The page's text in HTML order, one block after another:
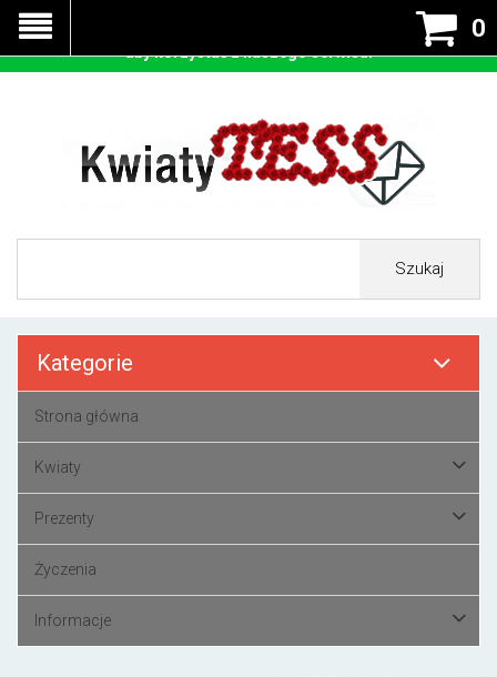
0
Szukaj
Kategorie
Strona główna
Kwiaty
Prezenty
Życzenia
Informacje
Nasza strona korzysta z cookies - czyli tzw ciastek w celu
prawidłowego działania. Zaakceptuj przyjmowanie cookies
aby korzystać z naszego serwisu.